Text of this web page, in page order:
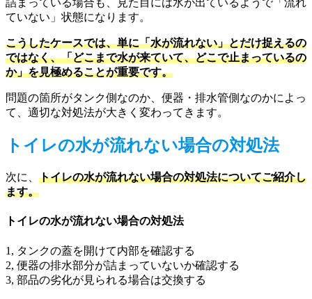
詰まっている場合も、見た目には水が出ているようで「流れ
ていない」状態になります。
こうしたケースでは、単に「水が流れない」とだけ捉えるの
ではなく、「どこまで水が来ていて、どこで止まっているの
か」を見極めることが重要です。
問題の箇所がタンク側なのか、便器・排水管側なのかによっ
て、適切な対処法が大きく変わってきます。
トイレの水が流れない場合の対処法
次に、 トイレの水が流れない場合の対処法についてご紹介し
ます。
トイレの水が流れない場合の対処法
1, タンクの蓋を開けて内部を確認する
2, 便器の排水部分が詰まっていないか確認する
3, 部品の劣化が見られる場合は交換する